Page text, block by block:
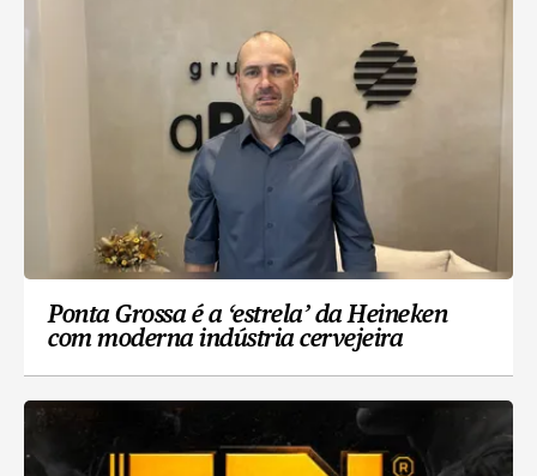
Ponta Grossa é a ‘estrela’ da Heineken
com moderna indústria cervejeira